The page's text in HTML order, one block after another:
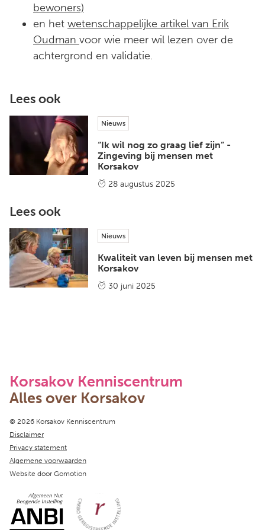
bewoners)
en het wetenschappelijke artikel van Erik
Oudman voor wie meer wil lezen over de
achtergrond en validatie.
Lees ook
Nieuws
“Ik wil nog zo graag lief zijn” -
Zingeving bij mensen met
Korsakov
28 augustus 2025
Lees ook
Nieuws
Kwaliteit van leven bij mensen met
Korsakov
30 juni 2025
Korsakov Kenniscentrum
Alles over Korsakov
Copyright navigation
© 2026 Korsakov Kenniscentrum
Disclaimer
Privacy statement
Algemene voorwaarden
Website door Gomotion